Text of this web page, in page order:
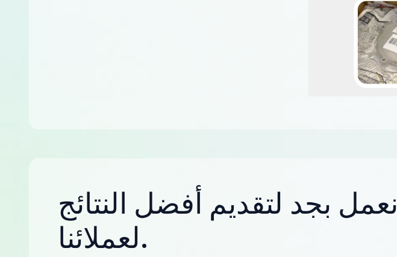
نعمل بجد لتقديم أفضل النتائج
لعملائنا.